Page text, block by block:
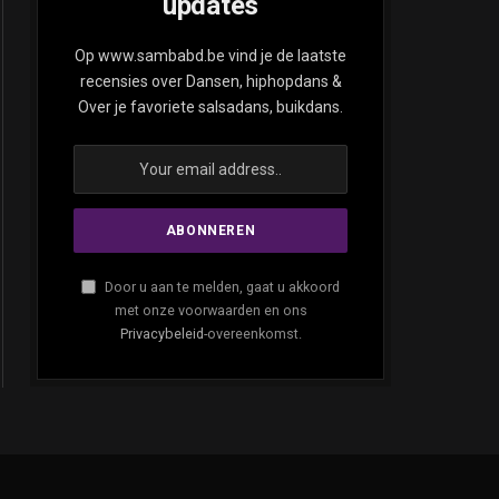
Op www.sambabd.be vind je de laatste
recensies over Dansen, hiphopdans &
Over je favoriete salsadans, buikdans.
Door u aan te melden, gaat u akkoord
met onze voorwaarden en ons
Privacybeleid-overeenkomst.